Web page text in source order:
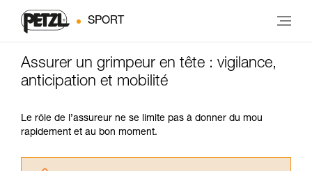
SPORT
Assurer un grimpeur en tête : vigilance,
anticipation et mobilité
Le rôle de l’assureur ne se limite pas à donner du mou
rapidement et au bon moment.